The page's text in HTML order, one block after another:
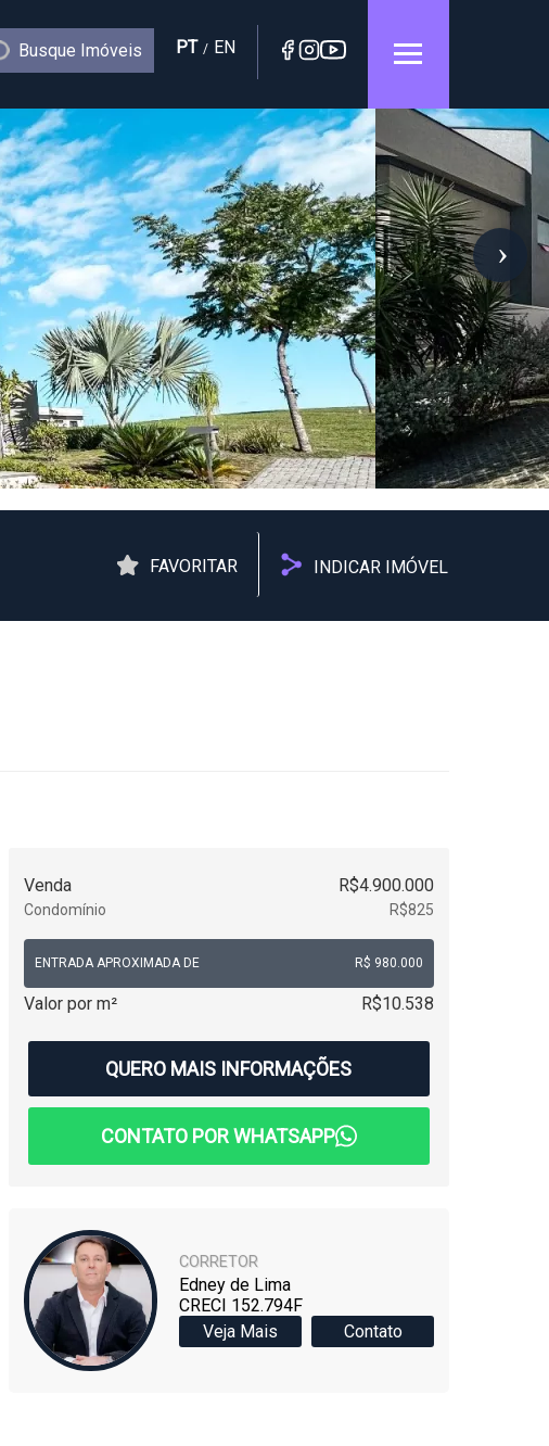
Busque Imóveis PT / EN
FAVORITAR INDICAR IMÓVEL
Venda R$4.900.000
Condomínio R$825
ENTRADA APROXIMADA DE R$ 980.000
Valor por m² R$10.538
QUERO MAIS INFORMAÇÕES
CONTATO POR WHATSAPP
CORRETOR
Edney de Lima
CRECI 152.794F
Veja Mais
Contato